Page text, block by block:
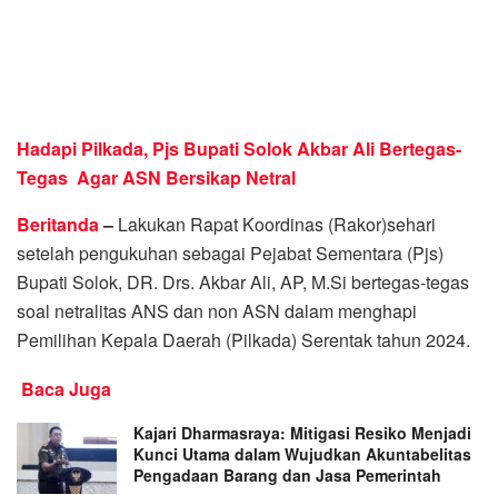
Hadapi Pilkada, Pjs Bupati Solok Akbar Ali Bertegas-
Tegas Agar ASN Bersikap Netral
Beritanda– Lakukan Rapat Koordinas (Rakor)sehari
setelah pengukuhan sebagai Pejabat Sementara (Pjs)
Bupati Solok, DR. Drs. Akbar Ali, AP, M.Si bertegas-tegas
soal netralitas ANS dan non ASN dalam menghapi
Pemilihan Kepala Daerah (Pilkada) Serentak tahun 2024.
Baca Juga
Kajari Dharmasraya: Mitigasi Resiko Menjadi
Kunci Utama dalam Wujudkan Akuntabelitas
Pengadaan Barang dan Jasa Pemerintah